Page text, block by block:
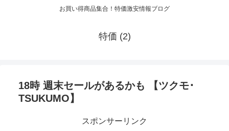
お買い得商品集合！特価激安情報ブログ
特価 (2)
18時 週末セールがあるかも 【ツクモ･
TSUKUMO】
スポンサーリンク